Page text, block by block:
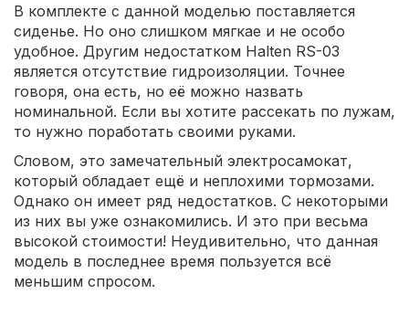
В комплекте с данной моделью поставляется
сиденье. Но оно слишком мягкае и не особо
удобное. Другим недостатком Halten RS-03
является отсутствие гидроизоляции. Точнее
говоря, она есть, но её можно назвать
номинальной. Если вы хотите рассекать по лужам,
то нужно поработать своими руками.
Словом, это замечательный электросамокат,
который обладает ещё и неплохими тормозами.
Однако он имеет ряд недостатков. С некоторыми
из них вы уже ознакомились. И это при весьма
высокой стоимости! Неудивительно, что данная
модель в последнее время пользуется всё
меньшим спросом.